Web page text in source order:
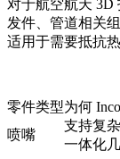
对于航空航天 3D
发件、管道相关
适用于需要抵抗
零件类型为何
喷嘴
支持复
一体化